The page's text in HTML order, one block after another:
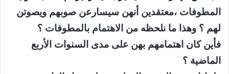
المطوفات ،معتقدين أنهن سيسارعن صوبهم ويصوتن
لهم ؟ وهذا ما نلحظه من الاهتمام بالمطوفات ؟
فأين كان اهتمامهم بهن على مدى السنوات الأربع
الماضية ؟